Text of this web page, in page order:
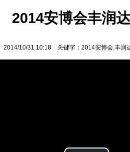
2014安博会丰润
2014/10/31 10:18 关键字：2014安博会,丰